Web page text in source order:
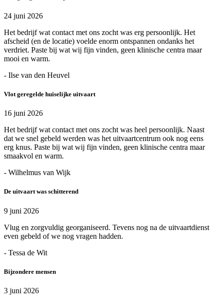
24 juni 2026
Het bedrijf wat contact met ons zocht was erg persoonlijk. Het
afscheid (en de locatie) voelde enorm ontspannen ondanks het
verdriet. Paste bij wat wij fijn vinden, geen klinische centra maar
mooi en warm.
- Ilse van den Heuvel
Vlot geregelde huiselijke uitvaart
16 juni 2026
Het bedrijf wat contact met ons zocht was heel persoonlijk. Naast
dat we snel gebeld werden was het uitvaartcentrum ook nog eens
erg knus. Paste bij wat wij fijn vinden, geen klinische centra maar
smaakvol en warm.
- Wilhelmus van Wijk
De uitvaart was schitterend
9 juni 2026
Vlug en zorgvuldig georganiseerd. Tevens nog na de uitvaartdienst
even gebeld of we nog vragen hadden.
- Tessa de Wit
Bijzondere mensen
3 juni 2026